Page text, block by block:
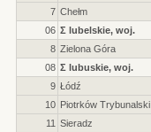
7 Chełm
06 Σ lubelskie, woj.
8 Zielona Góra
08 Σ lubuskie, woj.
9 Łódź
10 Piotrków Trybunalski
11 Sieradz